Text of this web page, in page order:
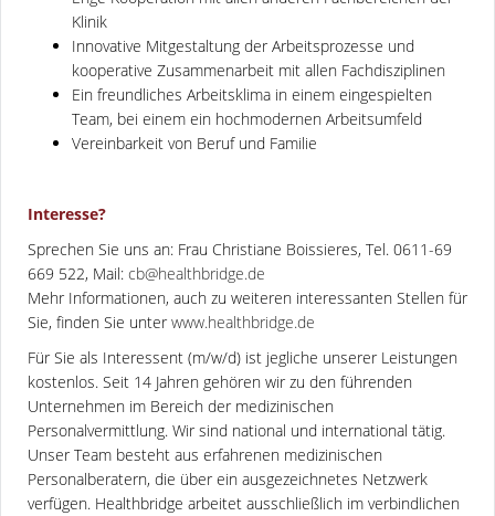
Klinik
Innovative Mitgestaltung der Arbeitsprozesse und
kooperative Zusammenarbeit mit allen Fachdisziplinen
Ein freundliches Arbeitsklima in einem eingespielten
Team, bei einem ein hochmodernen Arbeitsumfeld
Vereinbarkeit von Beruf und Familie
Interesse?
Sprechen Sie uns an: Frau Christiane Boissieres, Tel. 0611-69
669 522, Mail: cb@healthbridge.de
Mehr Informationen, auch zu weiteren interessanten Stellen für
Sie, finden Sie unter www.healthbridge.de
Für Sie als Interessent (m/w/d) ist jegliche unserer Leistungen
kostenlos. Seit 14 Jahren gehören wir zu den führenden
Unternehmen im Bereich der medizinischen
Personalvermittlung. Wir sind national und international tätig.
Unser Team besteht aus erfahrenen medizinischen
Personalberatern, die über ein ausgezeichnetes Netzwerk
verfügen. Healthbridge arbeitet ausschließlich im verbindlichen